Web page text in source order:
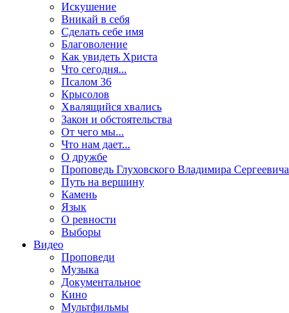
Искушение
Вникай в себя
Сделать себе имя
Благоволение
Как увидеть Христа
Что сегодня...
Псалом 36
Крысолов
Хвалящийся хвались
Закон и обстоятельства
От чего мы...
Что нам дает...
О дружбе
Проповедь Глуховского Владимира Сергеевича
Путь на вершину
Камень
Язык
О ревности
Выборы
Видео
Проповеди
Музыка
Документальное
Кино
Мультфильмы